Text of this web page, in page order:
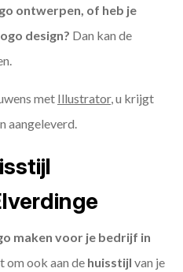
ontwerpen, of heb je
design? Dan kan de
met Illustrator, u krijgt
aangeleverd.
maken voor je bedrijf in
om ook aan de huisstijl van je